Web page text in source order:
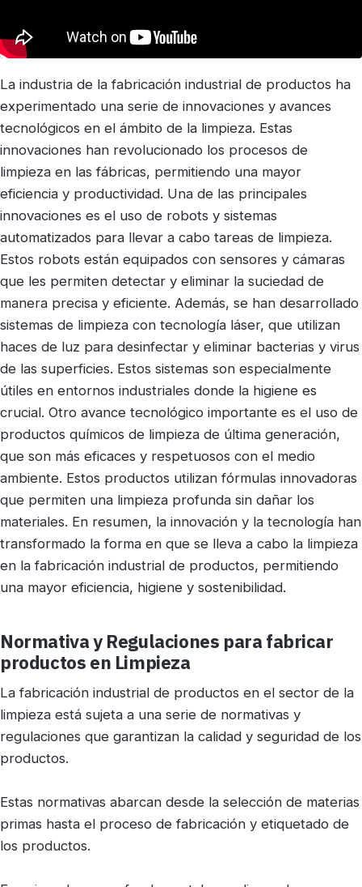
La industria de la fabricación industrial de productos ha
experimentado una serie de innovaciones y avances
tecnológicos en el ámbito de la limpieza. Estas
innovaciones han revolucionado los procesos de
limpieza en las fábricas, permitiendo una mayor
eficiencia y productividad. Una de las principales
innovaciones es el uso de robots y sistemas
automatizados para llevar a cabo tareas de limpieza.
Estos robots están equipados con sensores y cámaras
que les permiten detectar y eliminar la suciedad de
manera precisa y eficiente. Además, se han desarrollado
sistemas de limpieza con tecnología láser, que utilizan
haces de luz para desinfectar y eliminar bacterias y virus
de las superficies. Estos sistemas son especialmente
útiles en entornos industriales donde la higiene es
crucial. Otro avance tecnológico importante es el uso de
productos químicos de limpieza de última generación,
que son más eficaces y respetuosos con el medio
ambiente. Estos productos utilizan fórmulas innovadoras
que permiten una limpieza profunda sin dañar los
materiales. En resumen, la innovación y la tecnología han
transformado la forma en que se lleva a cabo la limpieza
en la fabricación industrial de productos, permitiendo
una mayor eficiencia, higiene y sostenibilidad.
Normativa y Regulaciones para fabricar
productos en Limpieza
La fabricación industrial de productos en el sector de la
limpieza está sujeta a una serie de normativas y
regulaciones que garantizan la calidad y seguridad de los
productos.
Estas normativas abarcan desde la selección de materias
primas hasta el proceso de fabricación y etiquetado de
los productos.